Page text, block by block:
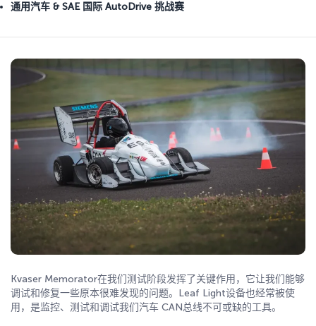
通用汽车 & SAE 国际 AutoDrive 挑战赛
Kvaser Memorator在我们测试阶段发挥了关键作用，它让我们能够
调试和修复一些原本很难发现的问题。Leaf Light设备也经常被使
用，是监控、测试和调试我们汽车 CAN总线不可或缺的工具。